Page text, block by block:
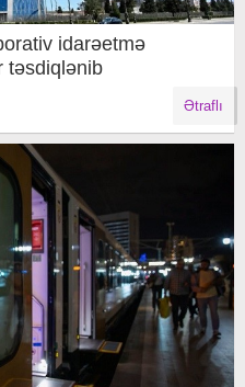
idarəetmə
təsdiqlənib
Ətraflı